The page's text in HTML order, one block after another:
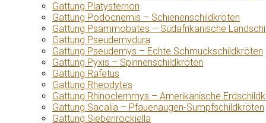
Gattung Platysternon
Gattung Podocnemis – Schienenschildkröten
Gattung Psammobates – Südafrikanische
Gattung Pseudemydura
Gattung Pseudemys – Echte Schmuckschildkröten
Gattung Pyxis – Spinnenschildkröten
Gattung Rafetus
Gattung Rheodytes
Gattung Rhinoclemmys – Amerikanische
Gattung Sacalia – Pfauenaugen-Sumpfschildkröten
Gattung Siebenrockiella